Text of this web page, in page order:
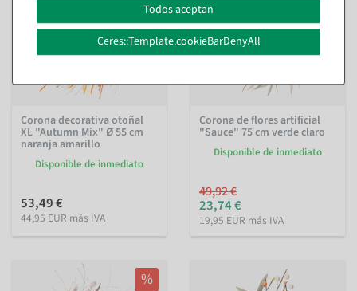
Corona decorativa otoñal
XL "Autumn Mix" Ø 55 cm
naranja amarillo
Disponible de inmediato
53,49 €
44,95 EUR más IVA
Corona de flores artificial
"Sauce" 75 cm verde claro
Disponible de inmediato
49,92 €
23,74 €
19,95 EUR más IVA
%
Todos aceptan
Ceres::Template.cookieBarDenyAll